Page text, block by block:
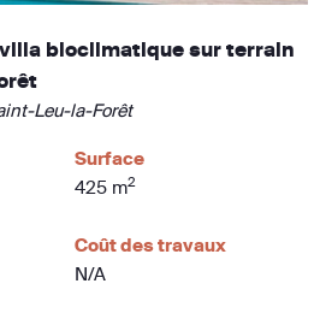
bioclimatique sur terrain
Leu-la-Forêt
Surface
425 m2
Coût des travaux
N/A